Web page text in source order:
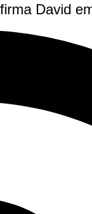
David